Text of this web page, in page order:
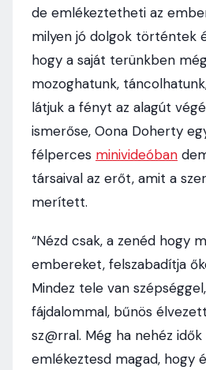
de emlékeztetheti az
milyen jó dolgok történtek
hogy a saját terünkben
mozoghatunk,
látjuk a fényt az alagút
ismerőse, Oona Doherty
félperces minivideóban
társaival az erőt, amit a
merített.
“Nézd csak, a zenéd hogy
embereket, felszabadítja
Mindez tele van
fájdalommal, bűnös
sz@rral. Még ha nehéz idők
emlékeztesd magad, hogy